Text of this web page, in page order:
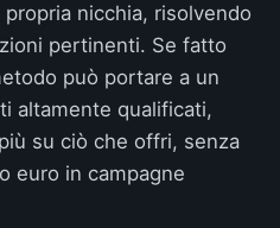
nicchia, risolvendo
pertinenti. Se fatto
può portare a un
altamente qualificati,
su ciò che offri, senza
euro in campagne